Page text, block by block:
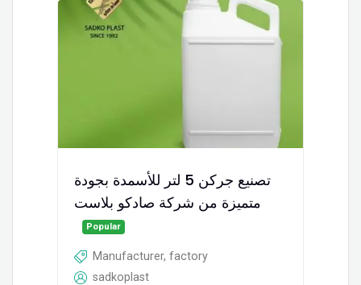
تصنيع جركن 5 لتر للأسمدة بجودة
متميزة من شركة صادكو بلاست
Popular
Manufacturer, factory
sadkoplast